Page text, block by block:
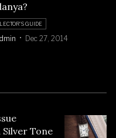
GUIDE
Dec 27, 2014
Tone